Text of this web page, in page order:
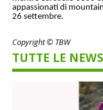
appassionati di
26 settembre.
Copyright © TBW
TUTTE LE NEWS